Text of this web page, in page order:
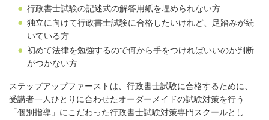
行政書士試験の記述式の解答用紙を埋められない方
独立に向けて行政書士試験に合格したいけれど、足踏みが続
いている方
初めて法律を勉強するので何から手をつければいいのか判断
がつかない方
ステップアップファーストは、行政書士試験に合格するために、
受講者一人ひとりに合わせたオーダーメイドの試験対策を行う
「個別指導」にこだわった行政書士試験対策専門スクールとし